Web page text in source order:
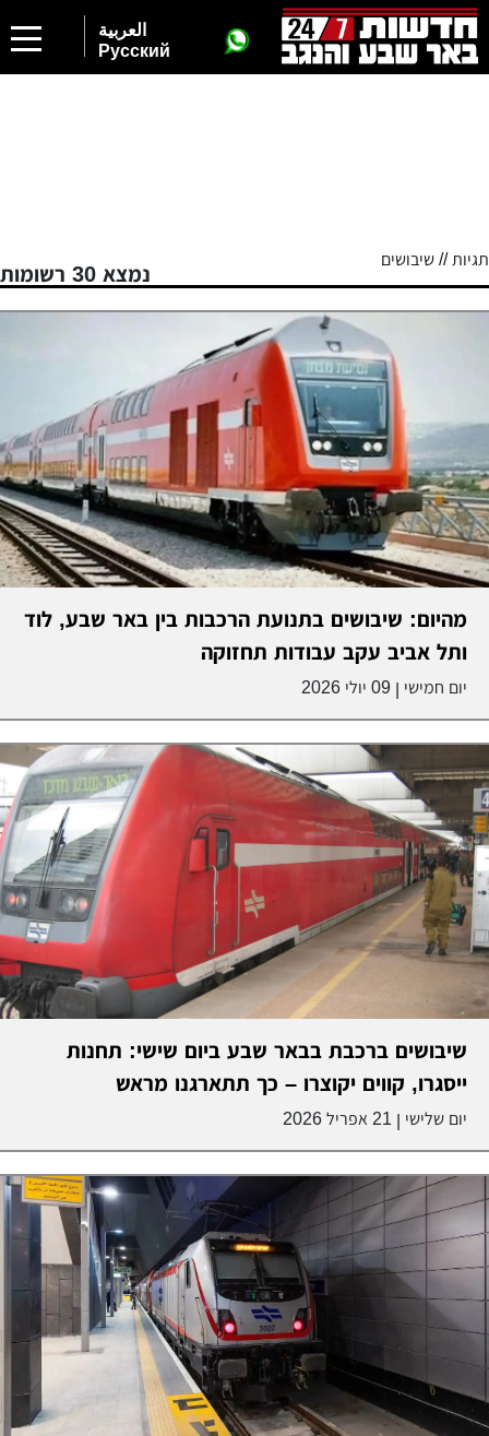
العربية
Русский
תגיות // שיבושים
נמצא 30 רשומות
מהיום: שיבושים בתנועת הרכבות בין באר שבע, לוד
ותל אביב עקב עבודות תחזוקה
יום חמישי 09 יולי 2026
שיבושים ברכבת בבאר שבע ביום שישי: תחנות
ייסגרו, קווים יקוצרו – כך תתארגנו מראש
יום שלישי 21 אפריל 2026